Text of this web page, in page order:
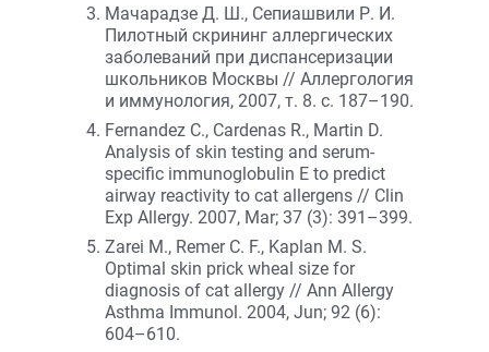
Мачарадзе Д. Ш., Сепиашвили Р. И.
Пилотный скрининг аллергических
заболеваний при диспансеризации
школьников Москвы // Аллергология
и иммунология, 2007, т. 8. с. 187–190.
Fernandez C., Cardenas R., Martin D.
Analysis of skin testing and serum-
specific immunoglobulin E to predict
airway reactivity to cat allergens // Clin
Exp Allergy. 2007, Mar; 37 (3): 391–399.
Zarei M., Remer C. F., Kaplan M. S.
Optimal skin prick wheal size for
diagnosis of cat allergy // Ann Allergy
Asthma Immunol. 2004, Jun; 92 (6):
604–610.